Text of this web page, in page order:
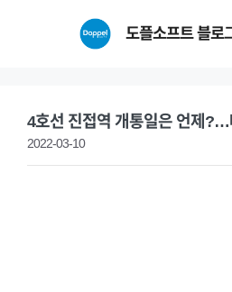
도플소프트 블로
4호선 진접역 개통일은 언제?…
2022-03-10